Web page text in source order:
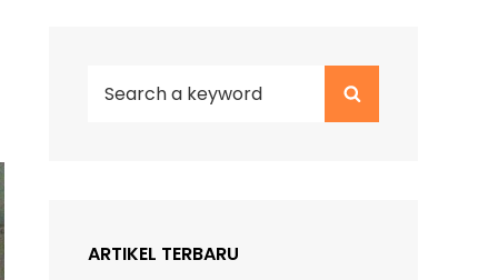
Search
ARTIKEL TERBARU